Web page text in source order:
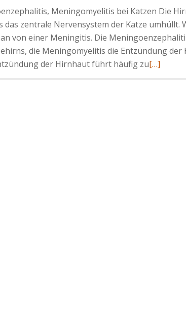
Meningomyelitis bei Katzen Die
das zentrale Nervensystem der Katze umhüllt.
von einer Meningitis. Die
die Meningomyelitis die Entzündung der
der Hirnhaut führt häufig zuRead
[…]